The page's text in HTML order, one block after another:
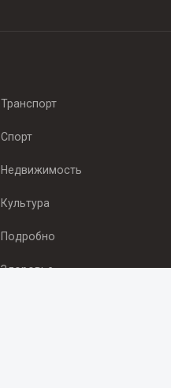
Транспорт
Спорт
Недвижимость
Культура
Подробно
Здоровье